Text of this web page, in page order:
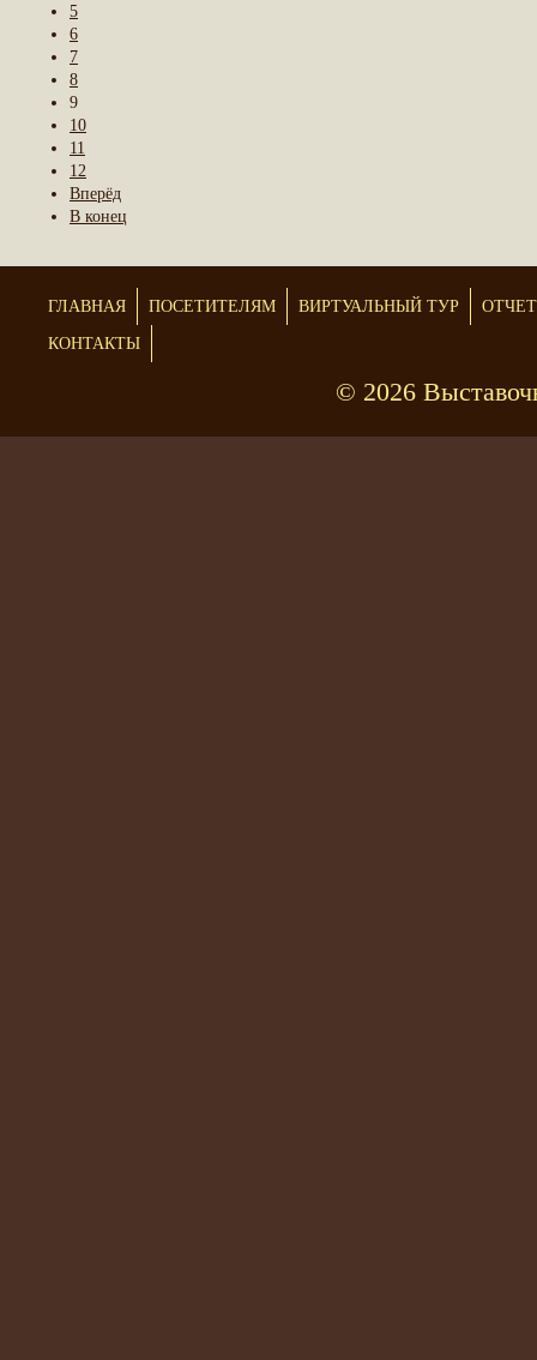
5
6
7
8
9
10
11
12
Вперёд
В конец
ГЛАВНАЯ ПОСЕТИТЕЛЯМ ВИРТУАЛЬНЫЙ ТУР
КОНТАКТЫ
© 2026